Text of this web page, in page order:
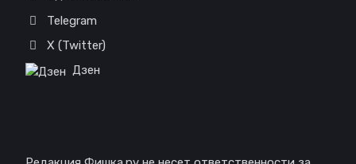
Telegram
X (Twitter)
Дзен